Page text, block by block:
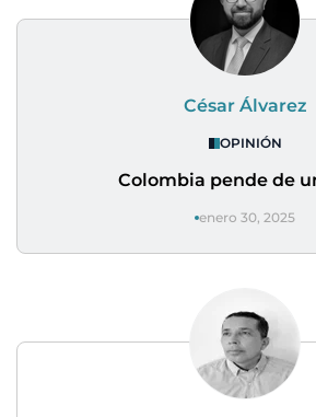
César Álvarez
OPINIÓN
Colombia pende de
enero 30, 2025